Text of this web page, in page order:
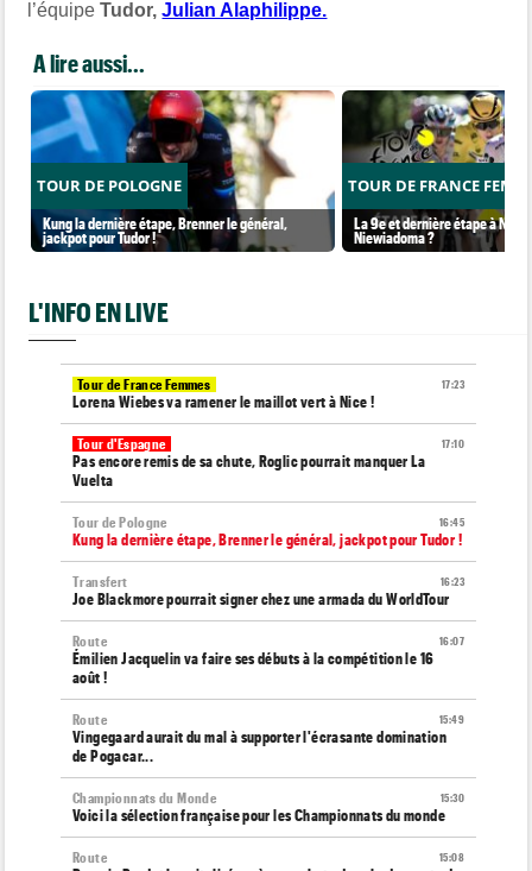
l’équipeTudor,Julian Alaphilippe.
A lire aussi...
TOUR DE POLOGNE
Kung la dernière étape, Brenner le général,
jackpot pour Tudor !
TOUR DE FRANCE
La 9e et dernière étape à
Niewiadoma ?
L'INFO EN LIVE
17:23
Tour de France Femmes
Lorena Wiebes va ramener le maillot vert à Nice !
17:10
Tour d'Espagne
Pas encore remis de sa chute, Roglic pourrait manquer La
Vuelta
16:45
Tour de Pologne
Kung la dernière étape, Brenner le général, jackpot pour Tudor !
16:23
Transfert
Joe Blackmore pourrait signer chez une armada du WorldTour
16:07
Route
Émilien Jacquelin va faire ses débuts à la compétition le 16
août !
15:49
Route
Vingegaard aurait du mal à supporter l'écrasante domination
de Pogacar...
15:30
Championnats du Monde
Voici la sélection française pour les Championnats du monde
15:08
Route